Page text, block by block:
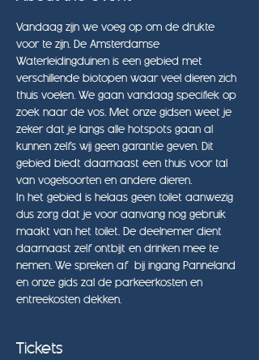
Vandaag zijn we voeg op om de drukte
voor te zijn. De Amsterdamse
Waterleidingduinen is een gebied met
verschillende biotopen waar veel dieren zich
thuis voelen. We gaan vandaag specifiek op
zoek naar de vos. Met onze gidsen weet je
zeker dat je langs alle hotspots gaan al
kunnen zelfs wij geen garantie geven. Dit
gebied biedt daarnaast een thuis voor tal
van vogelsoorten en andere dieren.
In het gebied is helaas geen toilet aanwezig
dus zorg dat je voor aanvang nog gebruik
maakt van het toilet. De deelnemer dient
daarnaast zelf ontbijt en drinken mee te
nemen. We spreken af  bij ingang Panneland
en onze gids zal de parkeerkosten en
entreekosten dekken.
Tickets